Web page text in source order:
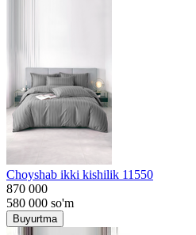
Choyshab ikki kishilik 11550
870 000
580 000 so'm
Buyurtma